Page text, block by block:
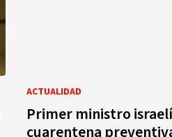
ACTUALIDAD
Primer ministro
cuarentena